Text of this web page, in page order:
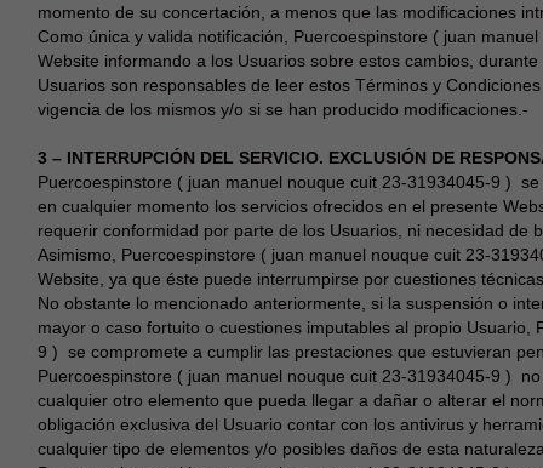
momento de su concertación, a menos que las modificaciones
Como única y valida notificación, Puercoespinstore ( juan
Website informando a los Usuarios sobre estos cambios,
Usuarios son responsables de leer estos Términos y
vigencia de los mismos y/o si se han producido modificaciones.-
3 – INTERRUPCIÓN DEL SERVICIO. EXCLUSIÓN DE
Puercoespinstore ( juan manuel nouque cuit 23-31934045-9 )
en cualquier momento los servicios ofrecidos en el presente
requerir conformidad por parte de los Usuarios, ni necesidad de
Asimismo, Puercoespinstore ( juan manuel nouque cuit 23-
Website, ya que éste puede interrumpirse por cuestiones
No obstante lo mencionado anteriormente, si la suspensión o
mayor o caso fortuito o cuestiones imputables al propio
9 ) se compromete a cumplir las prestaciones que estuvieran
Puercoespinstore ( juan manuel nouque cuit 23-31934045-9 )
cualquier otro elemento que pueda llegar a dañar o alterar el
obligación exclusiva del Usuario contar con los antivirus y
cualquier tipo de elementos y/o posibles daños de esta